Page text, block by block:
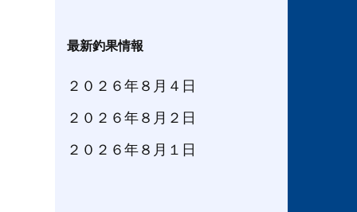
最新釣果情報
２０２６年８月４日
２０２６年８月２日
２０２６年８月１日